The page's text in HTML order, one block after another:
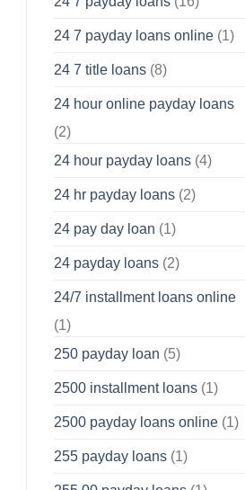
24 7 payday loans online(1)
24 7 title loans(8)
24 hour online payday loans
(2)
24 hour payday loans(4)
24 hr payday loans(2)
24 pay day loan (1)
24 payday loans(2)
24/7 installment loans online
(1)
250 payday loan (5)
2500 installment loans(1)
2500 payday loans online(1)
255 payday loans(1)